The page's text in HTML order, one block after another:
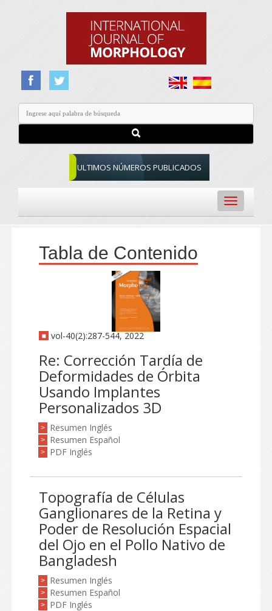
ULTIMOS NÚMEROS PUBLICADOS
Toggle
navigation
Tabla de Contenido
vol-40(2):287-544, 2022
Re: Corrección Tardía de
Deformidades de Órbita
Usando Implantes
Personalizados 3D
> Resumen Inglés
> Resumen Español
> PDF Inglés
Topografía de Células
Ganglionares de la Retina y
Poder de Resolución Espacial
del Ojo en el Pollo Nativo de
Bangladesh
> Resumen Inglés
> Resumen Español
> PDF Inglés